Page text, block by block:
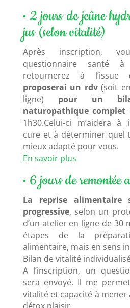
• 2 jours de jeûne
jus (selon vitalité)
Après inscription,
questionnaire santé
retournerez à l’issue
proposerai un rdv(soit
ligne) pour un
naturopathique complet
1h30.Celui-ci m’aidera à
cure et à déterminer quel
mieux adapté pour vous.
En savoir plus
• 6 jours de remontée
La reprise alimentaire
progressive, selon un
d’un atelier en ligne de 30
étapes de la
alimentaire, mais en sens
Bilan de vitalité
A l’inscription, un
sera envoyé. Il me
vitalité et capacité à